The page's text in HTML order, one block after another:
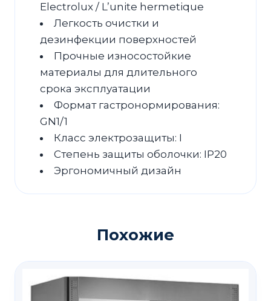
Electrolux / L’unite hermetique
Легкость очистки и
дезинфекции поверхностей
Прочные износостойкие
материалы для длительного
срока эксплуатации
Формат гастронормирования:
GN1/1
Класс электрозащиты: I
Степень защиты оболочки: IP20
Эргономичный дизайн
Похожие